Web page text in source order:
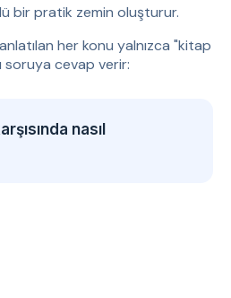
bir pratik zemin oluşturur.
her konu yalnızca "kitap
soruya cevap verir:
nasıl